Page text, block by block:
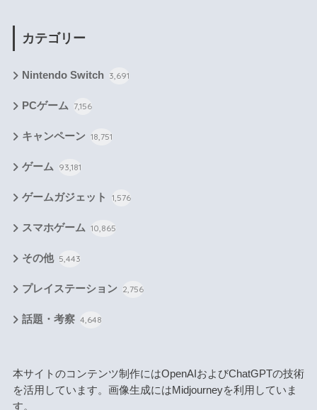
カテゴリー
Nintendo Switch 3,691
PCゲーム 7,156
キャンペーン 18,751
ゲーム 93,181
ゲームガジェット 1,576
スマホゲーム 10,865
その他 5,443
プレイステーション 2,756
話題・考察 4,648
本サイトのコンテンツ制作にはOpenAIおよびChatGPTの技術
を活用しています。画像生成にはMidjourneyを利用していま
す。